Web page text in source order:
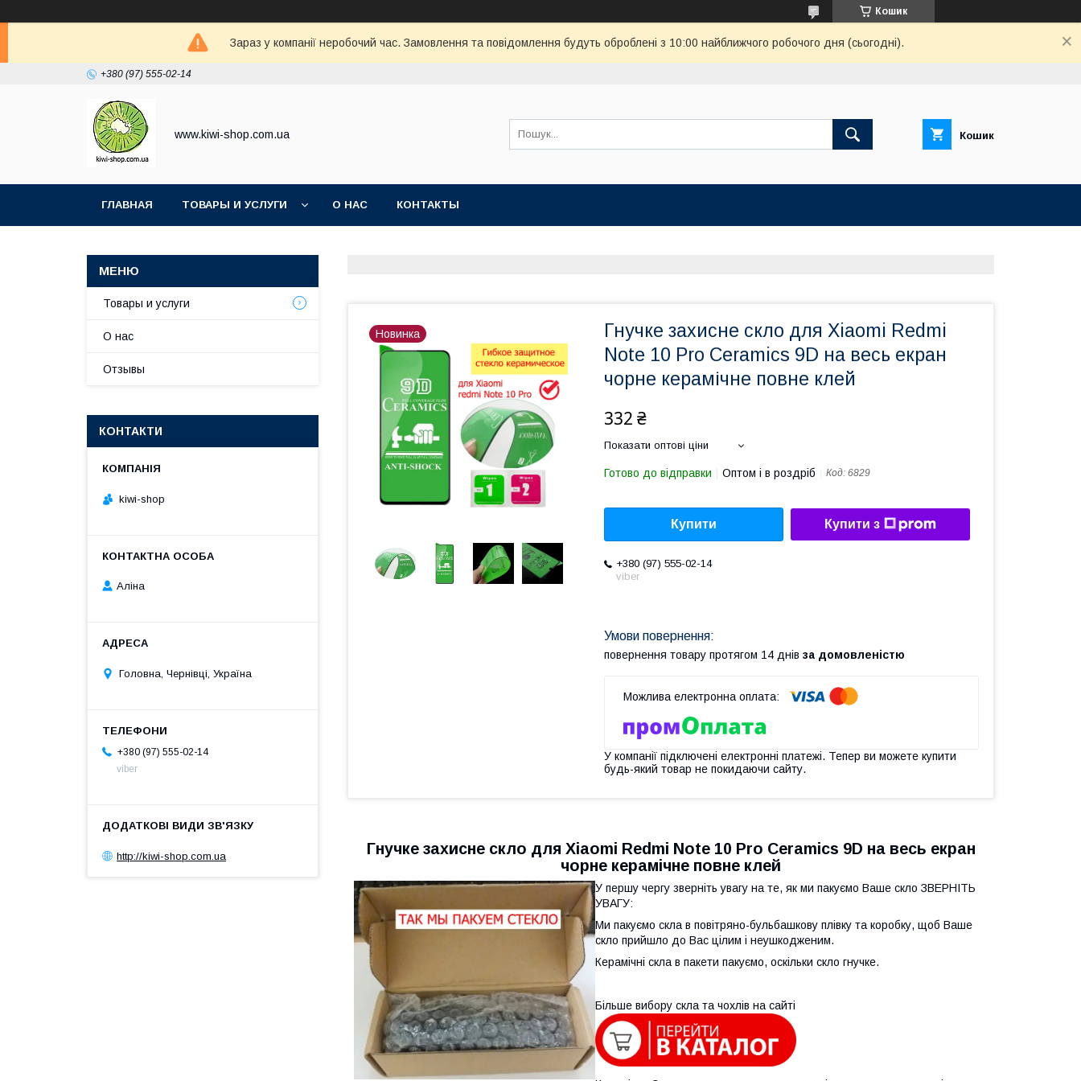
Кошик
Зараз у компанії неробочий час. Замовлення та повідомлення будуть оброблені з 10:00 найближчого робочого дня (сьогодні).
+380 (97) 555-02-14
www.kiwi-shop.com.ua Кошик
ГЛАВНАЯ ТОВАРЫ И УСЛУГИ О НАС КОНТАКТЫ
Новинка
Гнучке захисне скло для Xiaomi Redmi
Note 10 Pro Ceramics 9D на весь екран
чорне керамічне повне клей
332 ₴
Показати оптові ціни
Готово до відправки Оптом і в роздріб Код: 6829
Купити Купити з
+380 (97) 555-02-14
viber
повернення товару протягом 14 днів за домовленістю
У компанії підключені електронні платежі. Тепер ви можете купити
будь-який товар не покидаючи сайту.
Гнучке захисне скло для Xiaomi Redmi Note 10 Pro Ceramics 9D на весь екран
чорне керамічне повне клей
У першу чергу зверніть увагу на те, як ми пакуємо Ваше скло ЗВЕРНІТЬ
УВАГУ:
Ми пакуємо скла в повітряно-бульбашкову плівку та коробку, щоб Ваше
скло прийшло до Вас цілим і неушкодженим.
Керамічні скла в пакети пакуємо, оскільки скло гнучке.
Більше вибору скла та чохлів на сайті
Товары и услуги
О нас
Отзывы
КОНТАКТИ
kiwi-shop
Аліна
Головна, Чернівці, Україна
+380 (97) 555-02-14
viber
http://kiwi-shop.com.ua